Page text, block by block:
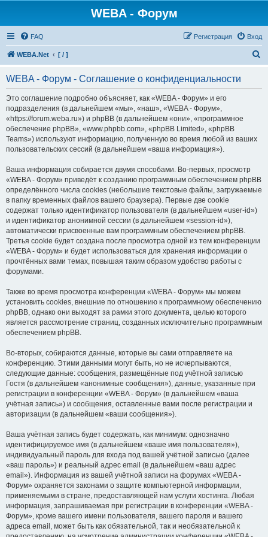
WEBA - Форум
FAQ Вход
Регистрация
WEBA.Net [ / ]
WEBA - Форум - Соглашение о конфиденциальности
Это соглашение подробно объясняет, как «WEBA - Форум» и его
подразделения (в дальнейшем «мы», «наш», «WEBA - Форум»,
«https://forum.weba.ru») и phpBB (в дальнейшем «они», «программное
обеспечение phpBB», «www.phpbb.com», «phpBB Limited», «phpBB
Teams») используют информацию, полученную во время любой из ваших
пользовательских сессий (в дальнейшем «ваша информация»).
Ваша информация собирается двумя способами. Во-первых, просмотр
«WEBA - Форум» приведёт к созданию программным обеспечением phpBB
определённого числа cookies (небольшие текстовые файлы, загружаемые
в папку временных файлов вашего браузера). Первые две cookie
содержат только идентификатор пользователя (в дальнейшем «user-id»)
и идентификатор анонимной сессии (в дальнейшем «session-id»),
автоматически присвоенные вам программным обеспечением phpBB.
Третья cookie будет создана после просмотра одной из тем конференции
«WEBA - Форум» и будет использоваться для хранения информации о
прочтённых вами темах, повышая таким образом удобство работы с
форумами.
Также во время просмотра конференции «WEBA - Форум» мы можем
установить cookies, внешние по отношению к программному обеспечению
phpBB, однако они выходят за рамки этого документа, целью которого
является рассмотрение страниц, созданных исключительно программным
обеспечением phpBB.
Во-вторых, собираются данные, которые вы сами отправляете на
конференцию. Этими данными могут быть, но не исчерпываются,
следующие данные: сообщения, размещённые под учётной записью
Гостя (в дальнейшем «анонимные сообщения»), данные, указанные при
регистрации в конференции «WEBA - Форум» (в дальнейшем «ваша
учётная запись») и сообщения, оставленные вами после регистрации и
авторизации (в дальнейшем «ваши сообщения»).
Ваша учётная запись будет содержать, как минимум: однозначно
идентифицируемое имя (в дальнейшем «ваше имя пользователя»),
индивидуальный пароль для входа под вашей учётной записью (далее
«ваш пароль») и реальный адрес email (в дальнейшем «ваш адрес
email»). Информация из вашей учётной записи на форумах «WEBA -
Форум» охраняется законами о защите компьютерной информации,
применяемыми в стране, предоставляющей нам услуги хостинга. Любая
информация, запрашиваемая при регистрации в конференции «WEBA -
Форум», кроме вашего имени пользователя, вашего пароля и вашего
адреса email, может быть как обязательной, так и необязательной к